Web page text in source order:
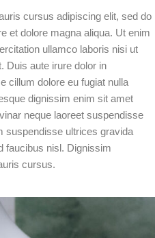
cursus adipiscing elit, sed do
et dolore magna aliqua. Ut enim
ullamco laboris nisi ut
Duis aute irure dolor in
cillum dolore eu fugiat nulla
dignissim enim sit amet
neque laoreet suspendisse
suspendisse ultrices gravida
faucibus nisl. Dignissim
cursus.